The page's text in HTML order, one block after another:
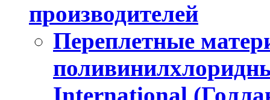
производителей
Переплетные